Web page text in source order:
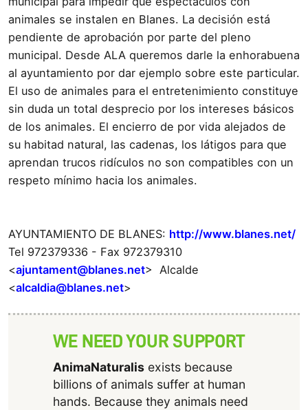
animales se instalen en Blanes. La decisión está
pendiente de aprobación por parte del pleno
municipal. Desde ALA queremos darle la enhorabuena
al ayuntamiento por dar ejemplo sobre este particular.
El uso de animales para el entretenimiento constituye
sin duda un total desprecio por los intereses básicos
de los animales. El encierro de por vida alejados de
su habitad natural, las cadenas, los látigos para que
aprendan trucos ridículos no son compatibles con un
respeto mínimo hacia los animales.
AYUNTAMIENTO DE BLANES: http://www.blanes.net/
Tel 972379336 - Fax 972379310
<ajuntament@blanes.net> Alcalde
<alcaldia@blanes.net>
WE NEED YOUR SUPPORT
AnimaNaturalisexists because
billions of animals suffer at human
hands. Because they animals need